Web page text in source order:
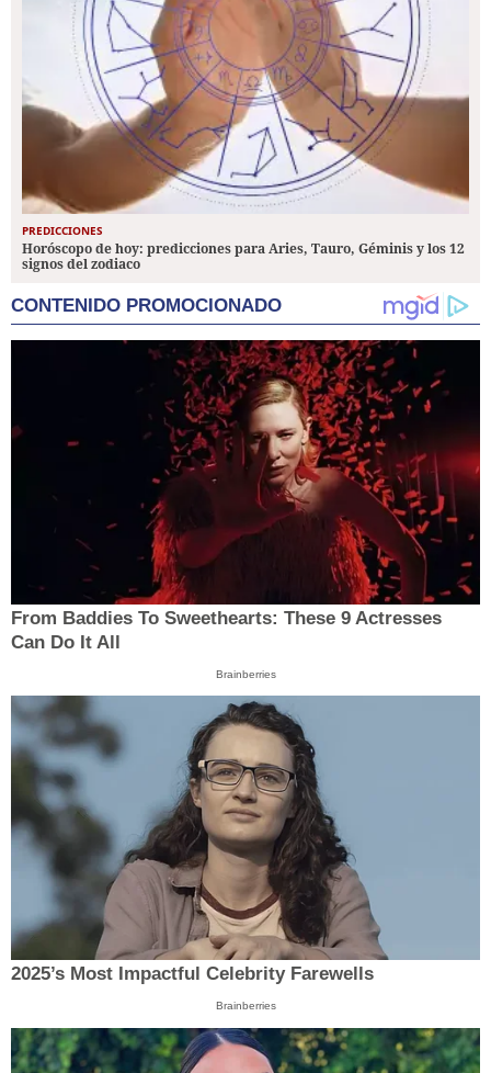
PREDICCIONES
Horóscopo de hoy: predicciones para Aries, Tauro, Géminis y los 12
signos del zodiaco
CONTENIDO PROMOCIONADO
From Baddies To Sweethearts: These 9 Actresses
Can Do It All
Brainberries
2025’s Most Impactful Celebrity Farewells
Brainberries